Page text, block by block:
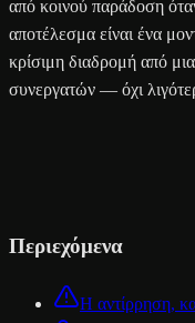
από κοινού παράδοση
αποτέλεσμα είναι ένα
κρίσιμη διαδρομή από
συνεργατών — όχι
Περιεχόμενα
Η αντίρρηση,